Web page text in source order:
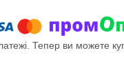
Тепер ви можете